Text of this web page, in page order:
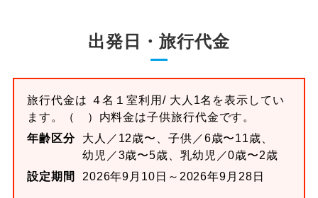
出発日・旅行代金
旅行代金は ４名１室利用/ 大人1名を表示してい
ます。
（ ）内料金は子供旅行代金です。
年齢区分
大人／12歳〜、子供／6歳〜11歳、
幼児／3歳〜5歳、乳幼児／0歳〜2歳
設定期間
2026年9月10日～2026年9月28日